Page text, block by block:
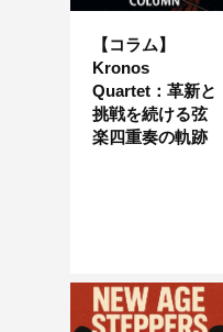
【コラム】
Kronos
Quartet：革新と
挑戦を続ける弦
楽四重奏の軌跡